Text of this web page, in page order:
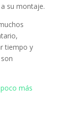
su montaje.
tiempo y
más